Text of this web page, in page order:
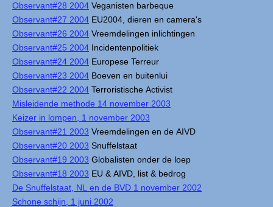
Observant#28 2004 Veganisten barbeque
Observant#27 2004 EU2004, dieren en camera's
Observant#26 2004 Vreemdelingen inlichtingen
Observant#25 2004 Incidentenpolitiek
Observant#24 2004 Europese Terreur
Observant#23 2004 Boeven en buitenlui
Observant#22 2004 Terroristische Activist
Misleidende methode 14 november 2003
Keizer in lompen, 1 november 2003
Observant#21 2003 Vreemdelingen en de AIVD
Observant#20 2003 Snuffelstaat
Observant#19 2003 Globalisten onder de loep
Observant#18 2003 EU & AIVD, list & bedrog
De Snuffelstaat, NL en de BVD 1 november 2002
Schone schijn, 1 juni 2002